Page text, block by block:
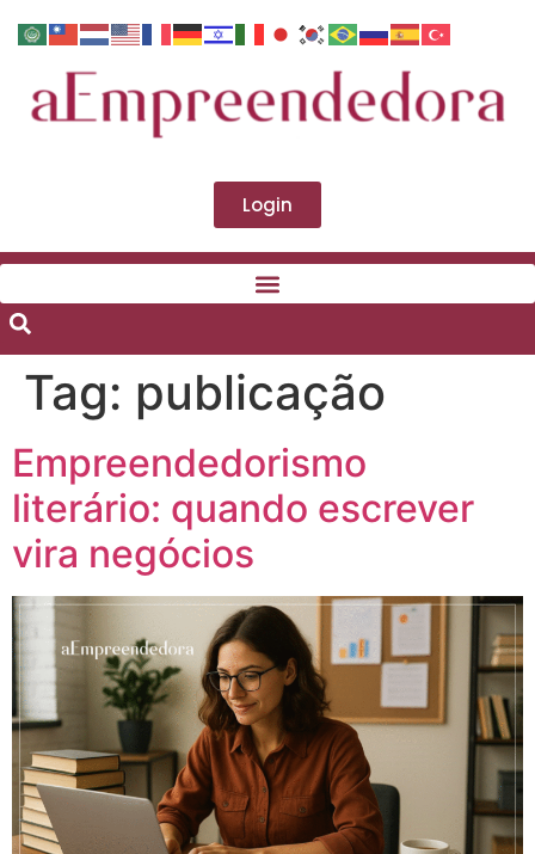
Login
Tag: publicação
Empreendedorismo
literário: quando escrever
vira negócios